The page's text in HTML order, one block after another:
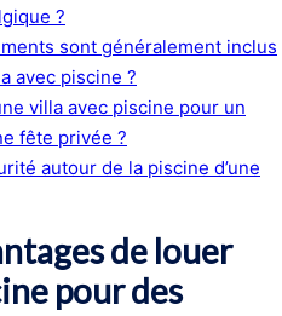
?
sont généralement inclus
avec piscine ?
villa avec piscine pour un
fête privée ?
autour de la piscine d’une
de louer
pour des